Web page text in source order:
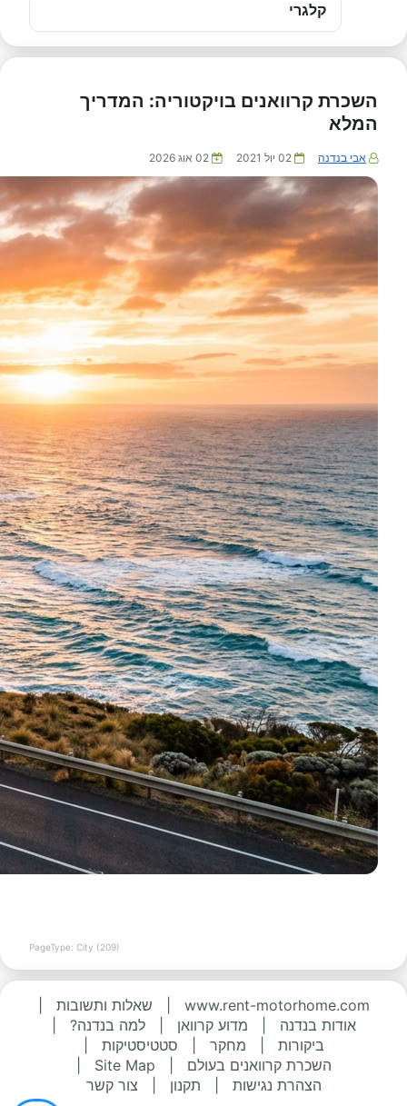
קלגרי
השכרת קרוואנים בויקטוריה: המדריך
המלא
אבי בנדנה 02 יול 2021 02 אוג 2026
PageType: City (209)
www.rent-motorhome.com שאלות ותשובות
אודות בנדנה
מדוע קרוואן למה בנדנה?
ביקורות
מחקר סטטיסטיקות
השכרת קרוואנים בעולם
Site Map
הצהרת נגישות
תקנון צור קשר